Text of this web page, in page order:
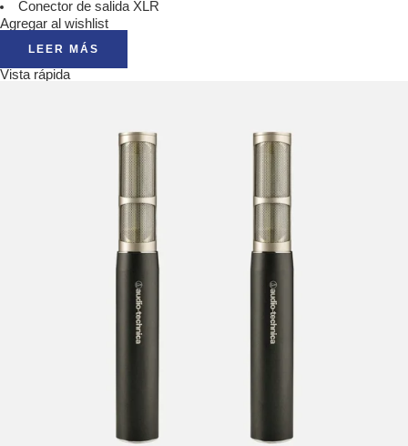
Conector de salida XLR
Agregar al wishlist
LEER MÁS
Vista rápida